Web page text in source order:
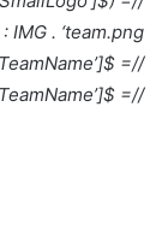
. ‘team.png’; ?>
//= $match[‘AwayTeamName’]; ?>
//= $match[‘AwayTeamName’]; ?>